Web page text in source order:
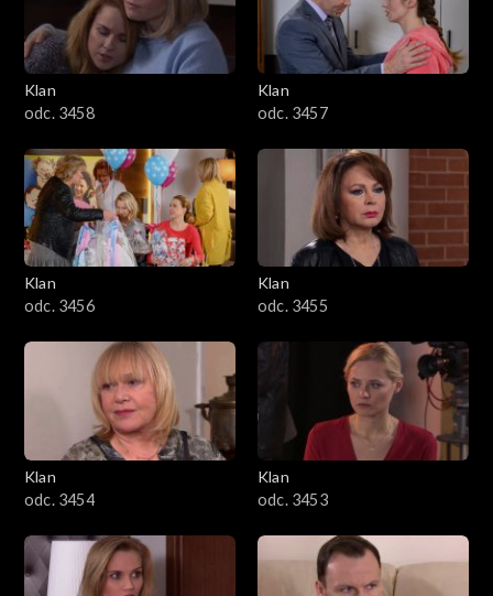
Klan
odc. 3458
Klan
odc. 3457
Klan
odc. 3456
Klan
odc. 3455
Klan
odc. 3454
Klan
odc. 3453